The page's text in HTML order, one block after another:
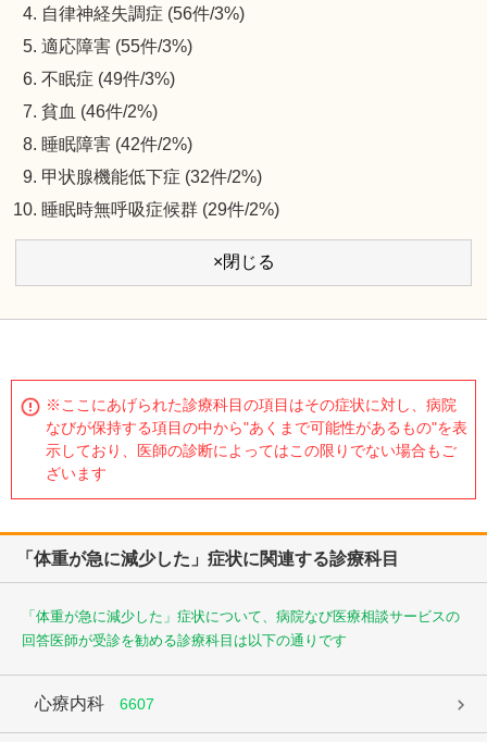
自律神経失調症 (56件/3%)
適応障害 (55件/3%)
不眠症 (49件/3%)
貧血 (46件/2%)
睡眠障害 (42件/2%)
甲状腺機能低下症 (32件/2%)
睡眠時無呼吸症候群 (29件/2%)
×閉じる
※ここにあげられた診療科目の項目はその症状に対し、病院
なびが保持する項目の中から"あくまで可能性があるもの"を表
示しており、医師の診断によってはこの限りでない場合もご
ざいます
「体重が急に減少した」症状に関連する診療科目
「体重が急に減少した」症状について、病院なび医療相談サービスの
回答医師が受診を勧める診療科目は以下の通りです
心療内科 6607